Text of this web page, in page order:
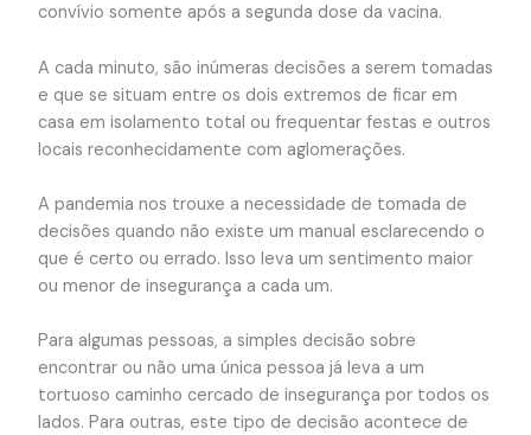
convívio somente após a segunda dose da vacina.
A cada minuto, são inúmeras decisões a serem tomadas
e que se situam entre os dois extremos de ficar em
casa em isolamento total ou frequentar festas e outros
locais reconhecidamente com aglomerações.
A pandemia nos trouxe a necessidade de tomada de
decisões quando não existe um manual esclarecendo o
que é certo ou errado. Isso leva um sentimento maior
ou menor de insegurança a cada um.
Para algumas pessoas, a simples decisão sobre
encontrar ou não uma única pessoa já leva a um
tortuoso caminho cercado de insegurança por todos os
lados. Para outras, este tipo de decisão acontece de